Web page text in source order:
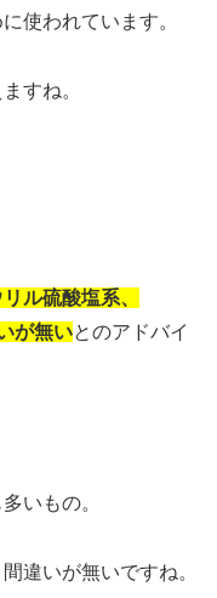
使われています。
すね。
ル硫酸塩系、
が無いとのアドバイ
いもの。
違いが無いですね。